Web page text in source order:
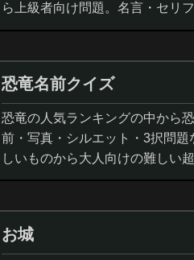
ら上級者向け問題。名言・セリ
択問題まで。
恐竜名前クイズ
恐竜の人気ランキングの中から
前・写真・シルエット・3択問
しいものから大人向けの難しい
ノサウルス,スピノサウルス,アロ
お城